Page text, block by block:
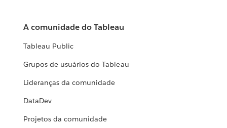
A comunidade do Tableau
Tableau Public
Grupos de usuários do Tableau
Lideranças da comunidade
DataDev
Projetos da comunidade